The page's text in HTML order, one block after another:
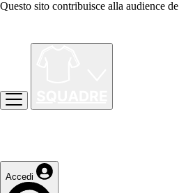
Questo sito contribuisce alla audience de
Accedi